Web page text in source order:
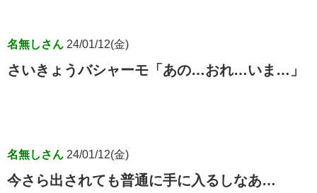
名無しさん 24/01/12(金)
さいきょうバシャーモ「あの…おれ…いま…」
名無しさん 24/01/12(金)
今さら出されても普通に手に入るしなあ…